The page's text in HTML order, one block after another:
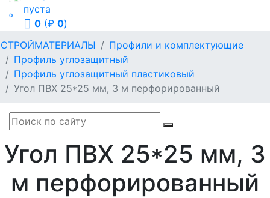

пуста
0 (₽ 0)
СТРОЙМАТЕРИАЛЫ
Профили и комплектующие
Профиль углозащитный
Профиль углозащитный пластиковый
Угол ПВХ 25*25 мм, 3 м перфорированный
Угол ПВХ 25*25 мм, 3
м перфорированный